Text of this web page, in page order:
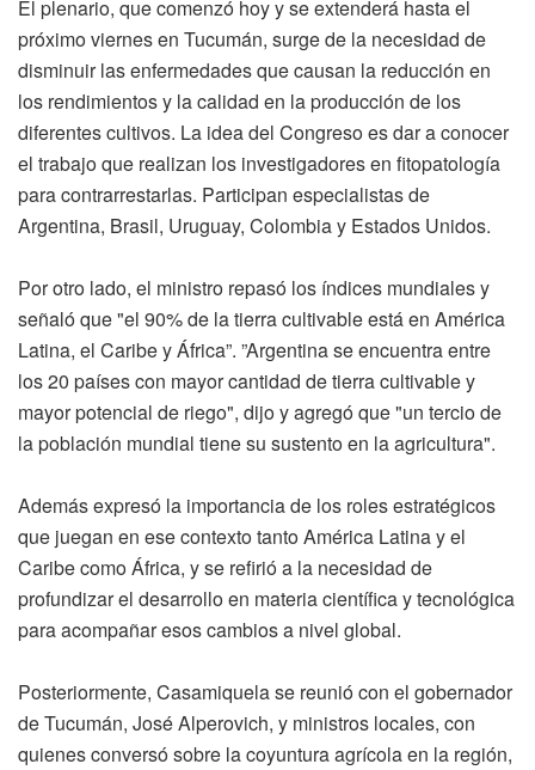
El plenario, que comenzó hoy y se extenderá hasta el
próximo viernes en Tucumán, surge de la necesidad de
disminuir las enfermedades que causan la reducción en
los rendimientos y la calidad en la producción de los
diferentes cultivos. La idea del Congreso es dar a conocer
el trabajo que realizan los investigadores en fitopatología
para contrarrestarlas. Participan especialistas de
Argentina, Brasil, Uruguay, Colombia y Estados Unidos.
Por otro lado, el ministro repasó los índices mundiales y
señaló que "el 90% de la tierra cultivable está en América
Latina, el Caribe y África”. ”Argentina se encuentra entre
los 20 países con mayor cantidad de tierra cultivable y
mayor potencial de riego", dijo y agregó que "un tercio de
la población mundial tiene su sustento en la agricultura".
Además expresó la importancia de los roles estratégicos
que juegan en ese contexto tanto América Latina y el
Caribe como África, y se refirió a la necesidad de
profundizar el desarrollo en materia científica y tecnológica
para acompañar esos cambios a nivel global.
Posteriormente, Casamiquela se reunió con el gobernador
de Tucumán, José Alperovich, y ministros locales, con
quienes conversó sobre la coyuntura agrícola en la región,